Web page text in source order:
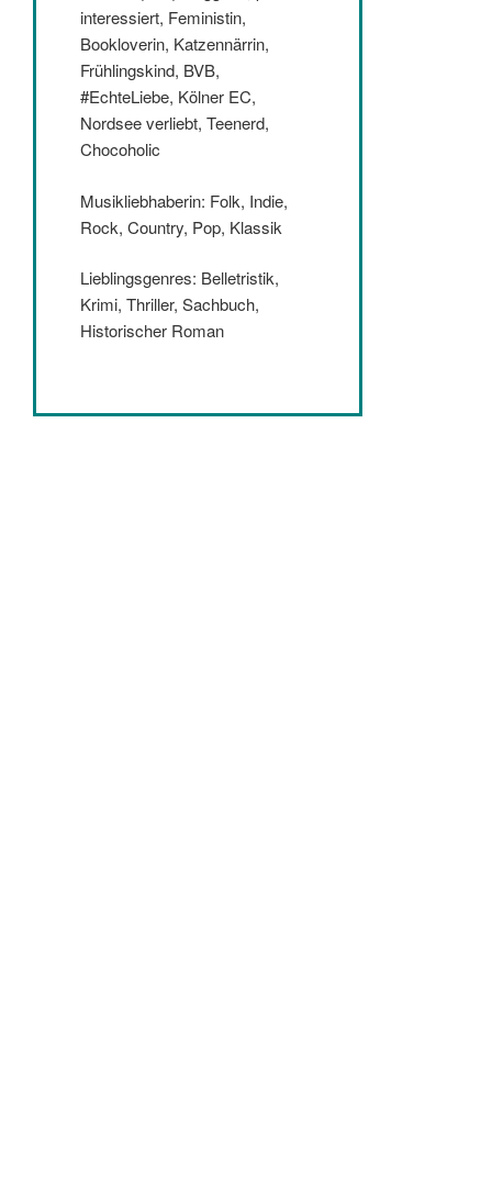
interessiert, Feministin,
Bookloverin, Katzennärrin,
Frühlingskind, BVB,
#EchteLiebe, Kölner EC,
Nordsee verliebt, Teenerd,
Chocoholic
Musikliebhaberin: Folk, Indie,
Rock, Country, Pop, Klassik
Lieblingsgenres: Belletristik,
Krimi, Thriller, Sachbuch,
Historischer Roman